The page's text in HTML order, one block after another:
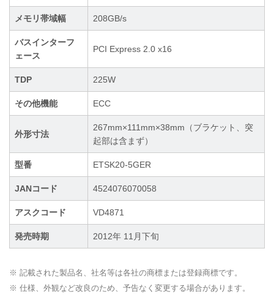
メモリ帯域幅 208GB/s
バスインターフ
ェース
PCI Express 2.0 x16
TDP 225W
その他機能 ECC
外形寸法
267mm×111mm×38mm（ブラケット、突
起部は含まず）
型番 ETSK20-5GER
JANコード 4524076070058
アスクコード VD4871
発売時期 2012年 11月下旬
※ 記載された製品名、社名等は各社の商標または登録商標です。
※ 仕様、外観など改良のため、予告なく変更する場合があります。